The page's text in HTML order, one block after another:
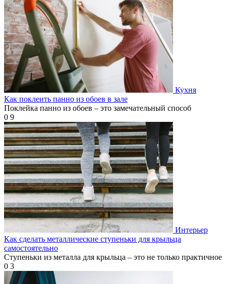
Кухня
Как поклеить панно из обоев в зале
Поклейка панно из обоев – это замечательный способ
0 9
Интерьер
Как сделать металлические ступеньки для крыльца
самостоятельно
Ступеньки из металла для крыльца – это не только практичное
0 3